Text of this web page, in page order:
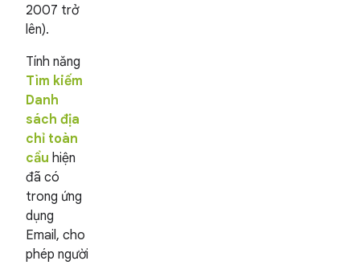
2007 trở
lên).
Tính năng
Tìm kiếm
Danh
sách địa
chỉ toàn
cầu hiện
đã có
trong ứng
dụng
Email, cho
phép người